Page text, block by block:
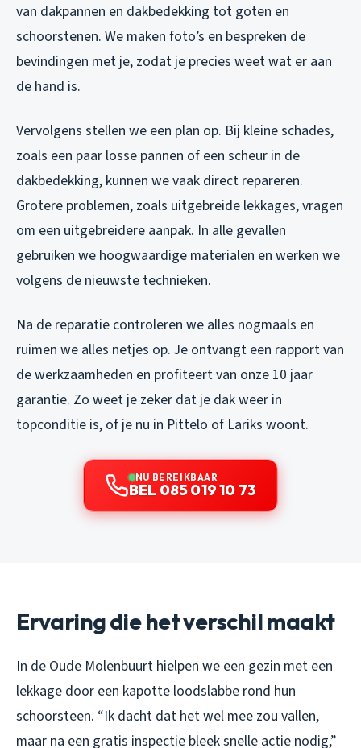
van dakpannen en dakbedekking tot goten en
schoorstenen. We maken foto’s en bespreken de
bevindingen met je, zodat je precies weet wat er aan
de hand is.
Vervolgens stellen we een plan op. Bij kleine schades,
zoals een paar losse pannen of een scheur in de
dakbedekking, kunnen we vaak direct repareren.
Grotere problemen, zoals uitgebreide lekkages, vragen
om een uitgebreidere aanpak. In alle gevallen
gebruiken we hoogwaardige materialen en werken we
volgens de nieuwste technieken.
Na de reparatie controleren we alles nogmaals en
ruimen we alles netjes op. Je ontvangt een rapport van
de werkzaamheden en profiteert van onze 10 jaar
garantie. Zo weet je zeker dat je dak weer in
topconditie is, of je nu in Pittelo of Lariks woont.
NU BEREIKBAAR
BEL 085 019 10 73
Ervaring die het verschil maakt
In de Oude Molenbuurt hielpen we een gezin met een
lekkage door een kapotte loodslabbe rond hun
schoorsteen. “Ik dacht dat het wel mee zou vallen,
maar na een gratis inspectie bleek snelle actie nodig,”